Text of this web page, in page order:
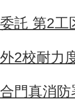
託 第2工
2校耐力
門真消